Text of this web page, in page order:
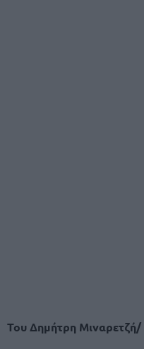
Του Δημήτρη Μιναρετζή/